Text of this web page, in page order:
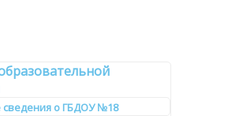
о ГБДОУ №18